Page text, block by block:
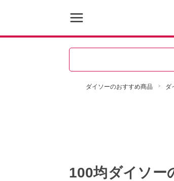
ダイソーのおすすめ商品 ダ
100均ダイソー